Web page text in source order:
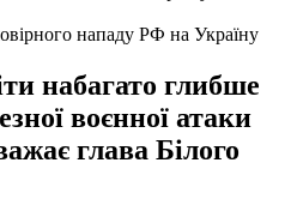
нападу РФ на Україну
набагато глибше
воєнної атаки
глава Білого